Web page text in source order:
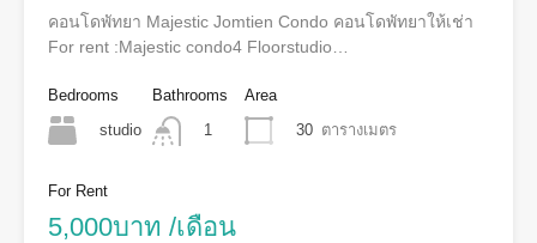
คอนโดพัทยา Majestic Jomtien Condo คอนโดพัทยาให้เช่า
For rent :Majestic condo4 Floorstudio…
Bedrooms
studio
Bathrooms
1
Area
30 ตารางเมตร
For Rent
5,000บาท /เดือน